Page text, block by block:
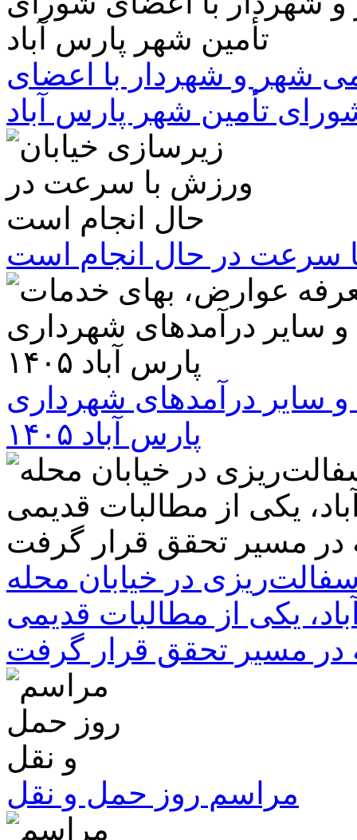
شهر و شهردار با اعضای
تأمین شهر پارس آباد
سرعت در حال انجام است
سایر درآمدهای شهرداری
پارس آباد ۱۴۰۵
در خیابان محله
یکی از مطالبات قدیمی
در مسیر تحقق قرار گرفت
مراسم روز حمل و نقل